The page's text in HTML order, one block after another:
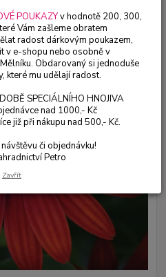
POUKAZYv hodnotě 200, 300,
Vám zašleme obratem
radost dárkovým poukazem,
v e-shopu nebo osobně v
Obdarovaný si jednoduše
které mu udělají radost.
SPECIÁLNÍHO HNOJIVA
nad 1000,- Kč
již při nákupu nad 500,- Kč.
či objednávku!
Petro
Zavřít